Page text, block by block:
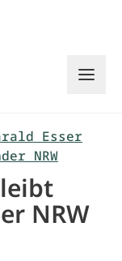
Esser
NRW
NRW